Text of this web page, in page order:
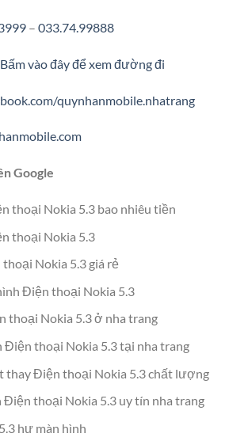
– 033.74.99888
Bấm vào đây để xem đường đi
quynhanmobile.nhatrang
Google
thoại Nokia 5.3 bao nhiêu tiền
thoại Nokia 5.3
Nokia 5.3 giá rẻ
Điện thoại Nokia 5.3
thoại Nokia 5.3 ở nha trang
Điện thoại Nokia 5.3 tại nha trang
thay Điện thoại Nokia 5.3 chất lượng
Điện thoại Nokia 5.3 uy tín nha trang
hư màn hình